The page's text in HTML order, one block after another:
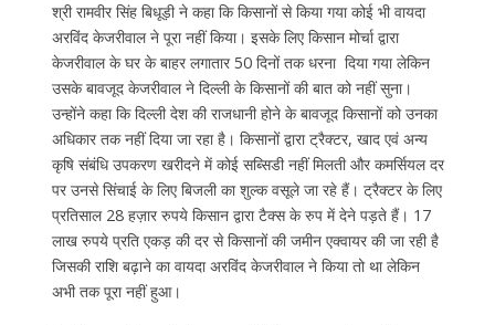
श्री रामवीर सिंह बिधूड़ी ने कहा कि किसानों से किया गया कोई भी वायदा
अरविंद केजरीवाल ने पूरा नहीं किया। इसके लिए किसान मोर्चा द्वारा
केजरीवाल के घर के बाहर लगातार 50 दिनों तक धरना दिया गया लेकिन
उसके बावजूद केजरीवाल ने दिल्ली के किसानों की बात को नहीं सुना।
उन्होंने कहा कि दिल्ली देश की राजधानी होने के बावजूद किसानों को उनका
अधिकार तक नहीं दिया जा रहा है। किसानों द्वारा ट्रैक्टर, खाद एवं अन्य
कृषि संबंधि उपकरण खरीदने में कोई सब्सिडी नहीं मिलती और कमर्सियल दर
पर उनसे सिंचाई के लिए बिजली का शुल्क वसूले जा रहे हैं। ट्रैक्टर के लिए
प्रतिसाल 28 हज़ार रुपये किसान द्वारा टैक्स के रुप में देने पड़ते हैं। 17
लाख रुपये प्रति एकड़ की दर से किसानों की जमीन एक्वायर की जा रही है
जिसकी राशि बढ़ाने का वायदा अरविंद केजरीवाल ने किया तो था लेकिन
अभी तक पूरा नहीं हुआ।